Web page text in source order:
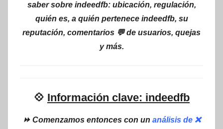
saber sobre indeedfb: ubicación, regulación,
quién es, a quién pertenece indeedfb, su
reputación, comentarios 💬 de usuarios, quejas
y más.
💠 Información clave: indeedfb
⏩ Comenzamos entonces con un análisis de ❌